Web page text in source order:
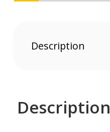
Description
Description